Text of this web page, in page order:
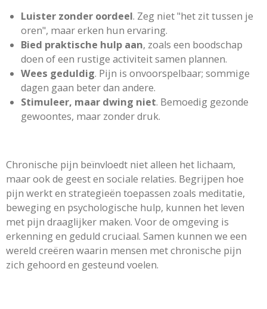
Luister zonder oordeel. Zeg niet "het zit tussen je
oren", maar erken hun ervaring.
Bied praktische hulp aan, zoals een boodschap
doen of een rustige activiteit samen plannen.
Wees geduldig. Pijn is onvoorspelbaar; sommige
dagen gaan beter dan andere.
Stimuleer, maar dwing niet. Bemoedig gezonde
gewoontes, maar zonder druk.
Chronische pijn beïnvloedt niet alleen het lichaam,
maar ook de geest en sociale relaties. Begrijpen hoe
pijn werkt en strategieën toepassen zoals meditatie,
beweging en psychologische hulp, kunnen het leven
met pijn draaglijker maken. Voor de omgeving is
erkenning en geduld cruciaal. Samen kunnen we een
wereld creëren waarin mensen met chronische pijn
zich gehoord en gesteund voelen.